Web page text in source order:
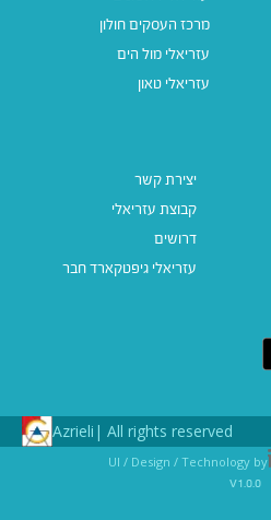
מרכז העסקים חולון
עזריאלי מול הים
עזריאלי טאון
יצירת קשר
קבוצת עזריאלי
דרושים
עזריאלי גיפטקארד חבר‎
All rights reserved |
Azrieli
UI / Design / Technology by
v1.0.0